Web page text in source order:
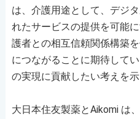
は、介護用途として、デジ
れたサービスの提供を可能
護者との相互信頼関係構築
につながることに期待して
の実現に貢献したい考えを示
大日本住友製薬とAikomi は